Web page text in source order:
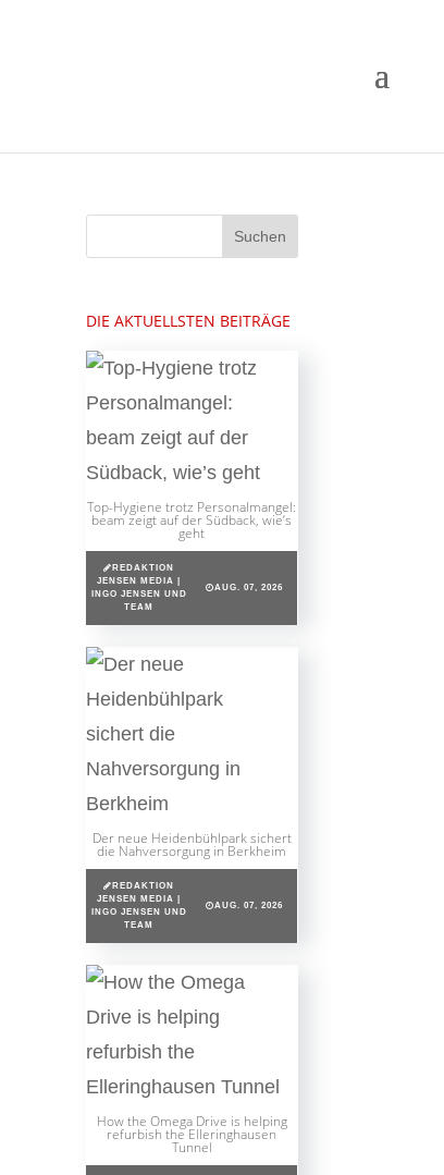
DIE AKTUELLSTEN BEITRÄGE
Top-Hygiene trotz Personalmangel:
beam zeigt auf der Südback, wie’s
geht
REDAKTION
JENSEN MEDIA |
INGO JENSEN UND
TEAM
AUG. 07, 2026
Der neue Heidenbühlpark sichert
die Nahversorgung in Berkheim
REDAKTION
JENSEN MEDIA |
INGO JENSEN UND
TEAM
AUG. 07, 2026
How the Omega Drive is helping
refurbish the Elleringhausen
Tunnel